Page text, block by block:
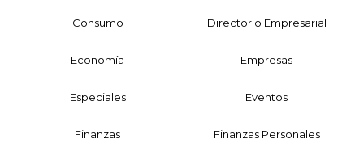
Consumo Directorio Empresarial
Economía Empresas
Especiales Eventos
Finanzas Finanzas Personales